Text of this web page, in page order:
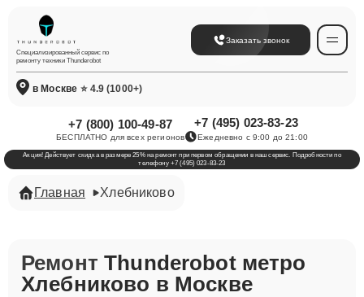
Специализированный сервис по
ремонту техники Thunderobot
Заказать звонок
в Москве ⭐ 4.9 (1000+)
+7 (800) 100-49-87
БЕСПЛАТНО для всех регионов
+7 (495) 023-83-23
Ежедневно с 9:00 до 21:00
Акция! Действует скидка в размере 25% на ремонт при первом обращении в наш сервис. Подробности по
телефону +7 (495) 023-83-23
Главная Хлебниково
РемонтThunderobot метро
Хлебниково в Москве